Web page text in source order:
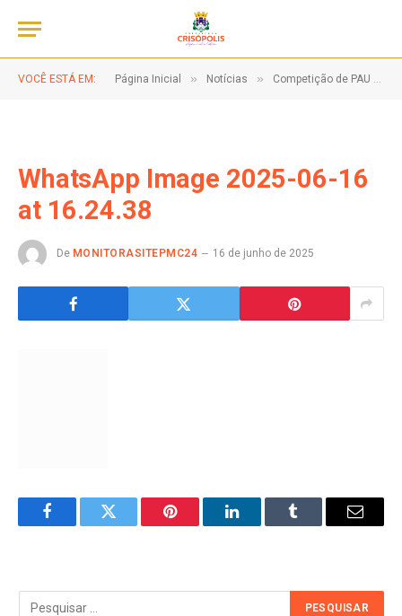
VOCÊ ESTÁ EM: Página Inicial » Notícias » Competição de PAU DE SEBO!
WhatsApp Image 2025-06-16
at 16.24.38
De MONITORASITEPMC24 16 de junho de 2025
FacebookTwitter Pinterest LinkedInTumblr Email